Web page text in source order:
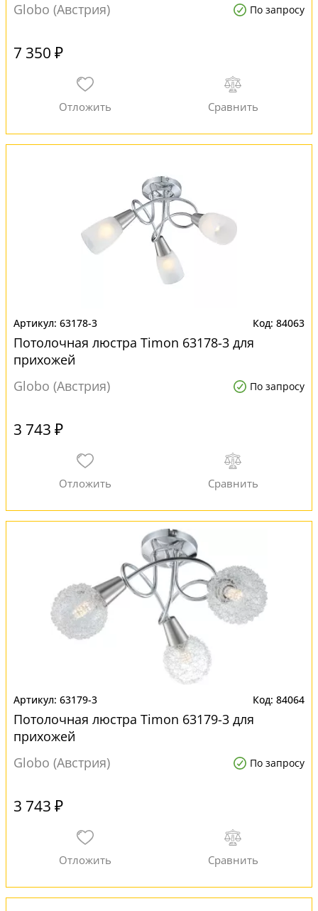
Globo (Австрия)
По запросу
7 350 ₽
63178-3 84063
Потолочная люстра Timon 63178-3 для
прихожей
Globo (Австрия)
По запросу
3 743 ₽
63179-3 84064
Потолочная люстра Timon 63179-3 для
прихожей
Globo (Австрия)
По запросу
3 743 ₽